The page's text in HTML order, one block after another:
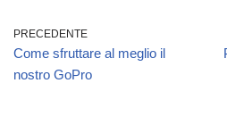
PRECEDENTE
Come sfruttare al meglio il
nostro GoPro